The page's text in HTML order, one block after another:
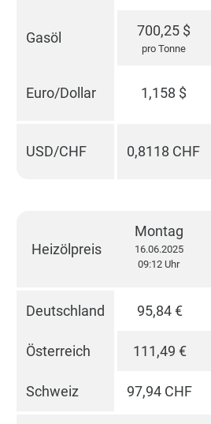
Gasöl 700,25$
pro Tonne
Euro/Dollar 1,158 $
USD/CHF 0,8118 CHF
Heizölpreis
Montag
16.06.2025
09:12 Uhr
Deutschland 95,84 €
Österreich 111,49 €
Schweiz 97,94 CHF